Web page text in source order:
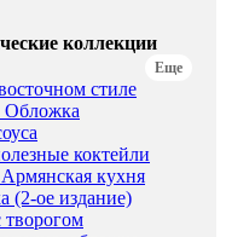
коллекции
Еще
стиле
коктейли
кухня
(2-ое издание)
творогом